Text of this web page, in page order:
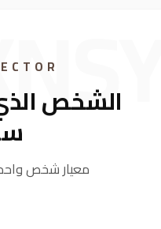
الشخص
معيار شخص واحد لم